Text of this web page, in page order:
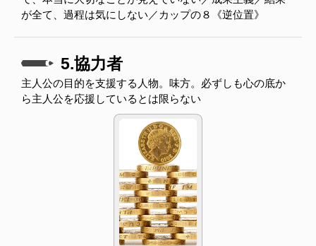
が全て、過程は気にしない／カップの８《逆位置》
5.協力者
主人公の目的を支援する人物。味方。必ずしも心の底か
ら主人公を応援しているとは限らない